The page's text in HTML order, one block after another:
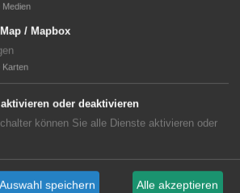
und heute
Medien
/ Mapbox
Karten
oder deaktivieren
können Sie alle Dienste aktivieren oder
Auswahl speichern Alle akzeptieren